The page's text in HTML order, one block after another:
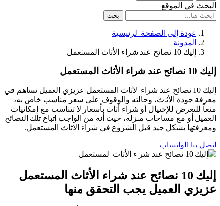
البحث في الموقع
بحث
عودة إلى الصفحة الرئيسية
المدونة
إليك 10 نصائح عند شراء الأثاث المستعمل
إليك 10 نصائح عند شراء الأثاث المستعمل
إليك 10 نصائح عند شراء الأثاث المستعمل عزيزي العميل تساهم في
معرفة جودة الأثاث، وحالته والوقوف على سعر مناسب خاص به،
منعاً للتعرض للإحتيال أو شراء أثاث بأسعار لا تتناسب مع إمكانيات
العميل أو مع مساحات منزله، حيث أنه من الواجب إتباع تلك النصائح
ومعرفتها بشكل جيد قبل الشروع في شراء الاثاث المستعمل.
اتصل بنا الواتساب
إليك 10 نصائح عند شراء الأثاث المستعمل
عزيزي العميل يجب التحقق منها